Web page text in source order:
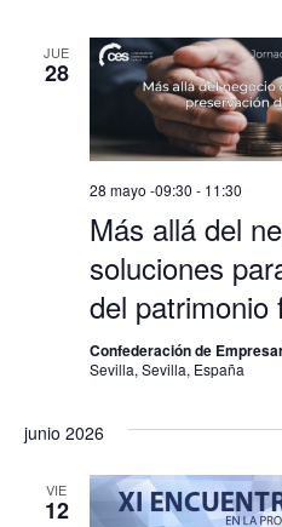
JUE
28
Más allá del
soluciones
del patrimonio
28 mayo -09:30 - 11:30
Confederación de
Sevilla, Sevilla, España
junio 2026
VIE
12